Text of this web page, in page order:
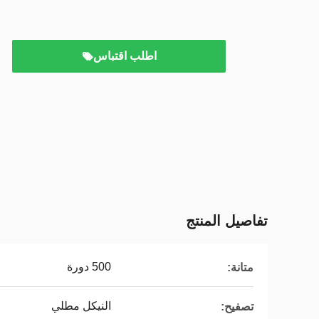
اطلب اقتباس
تفاصيل المنتج
متانة: 500 دورة
تصفيح: النيكل مطلي